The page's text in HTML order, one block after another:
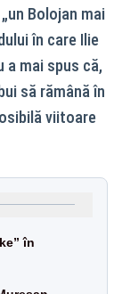
Bolojan mai
în care Ilie
a mai spus că,
să rămână în
viitoare
în